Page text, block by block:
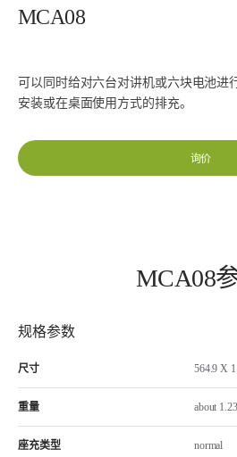
MCA08
可以同时给对六台对讲机或六块电池进
安装或在桌面使用方式的排充。
询价
MCA08
规格参数
尺寸 564.9 X
重量 about
座充类型 normal